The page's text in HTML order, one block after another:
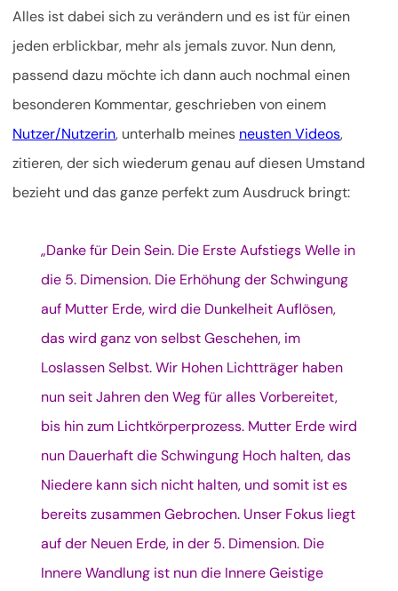
Alles ist dabei sich zu verändern und es ist für einen
jeden erblickbar, mehr als jemals zuvor. Nun denn,
passend dazu möchte ich dann auch nochmal einen
besonderen Kommentar, geschrieben von einem
Nutzer/Nutzerin, unterhalb meines neusten Videos,
zitieren, der sich wiederum genau auf diesen Umstand
bezieht und das ganze perfekt zum Ausdruck bringt:
„Danke für Dein Sein. Die Erste Aufstiegs Welle in
die 5. Dimension. Die Erhöhung der Schwingung
auf Mutter Erde, wird die Dunkelheit Auflösen,
das wird ganz von selbst Geschehen, im
Loslassen Selbst. Wir Hohen Lichtträger haben
nun seit Jahren den Weg für alles Vorbereitet,
bis hin zum Lichtkörperprozess. Mutter Erde wird
nun Dauerhaft die Schwingung Hoch halten, das
Niedere kann sich nicht halten, und somit ist es
bereits zusammen Gebrochen. Unser Fokus liegt
auf der Neuen Erde, in der 5. Dimension. Die
Innere Wandlung ist nun die Innere Geistige